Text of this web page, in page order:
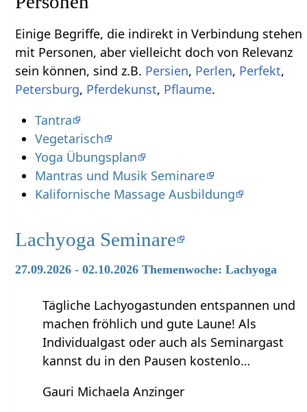
Einige Begriffe, die indirekt in Verbindung stehen
mit Personen‏‎, aber vielleicht doch von Relevanz
sein können, sind z.B.
, ,
,
, ,
.
Tantra
Vegetarisch
Yoga Übungsplan
Mantras und Musik Seminare
Kalifornische Massage Ausbildung
Lachyoga Seminare
27.09.2026 - 02.10.2026 Themenwoche: Lachyoga
Tägliche Lachyogastunden entspannen und
machen fröhlich und gute Laune! Als
Individualgast oder auch als Seminargast
kannst du in den Pausen kostenlo…
Gauri Michaela Anzinger